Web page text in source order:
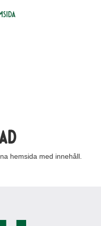
hemsida med innehåll.